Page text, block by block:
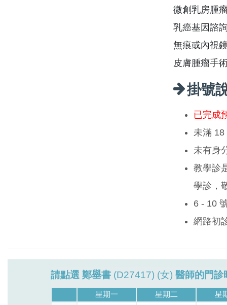
微創乳房腫
乳癌基因諮
無痕或內視
皮膚腫瘤手
掛號
已完成
未滿 18
未有身
教學診
學診，
6 - 10
網路初